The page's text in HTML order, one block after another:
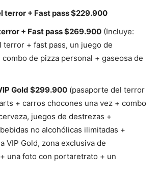
terror + Fast pass $229.900
+ Fast pass $269.900 (Incluye:
terror + fast pass, un juego de
de pizza personal + gaseosa de
Gold $299.900 (pasaporte del terror
+ carros chocones una vez + combo
juegos de destrezas +
no alcohólicas ilimitadas +
VIP Gold, zona exclusiva de
una foto con portaretrato + un